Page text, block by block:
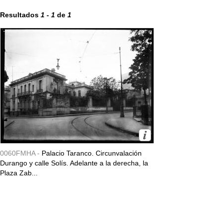
Resultados 1 - 1 de 1
0060FMHA - Palacio Taranco. Circunvalación
Durango y calle Solís. Adelante a la derecha, la
Plaza Zab...